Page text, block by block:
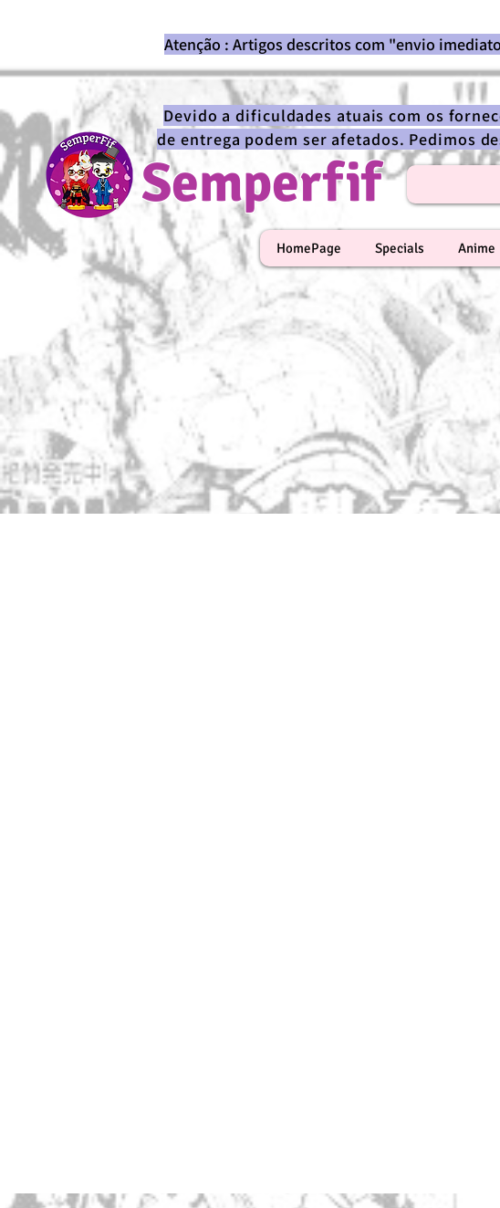
Semperfif
Atenção : Artigos descritos com "envio
Devido a dificuldades atuais com os
de entrega podem ser afetados. Pedimos
HomePage Specials Anime